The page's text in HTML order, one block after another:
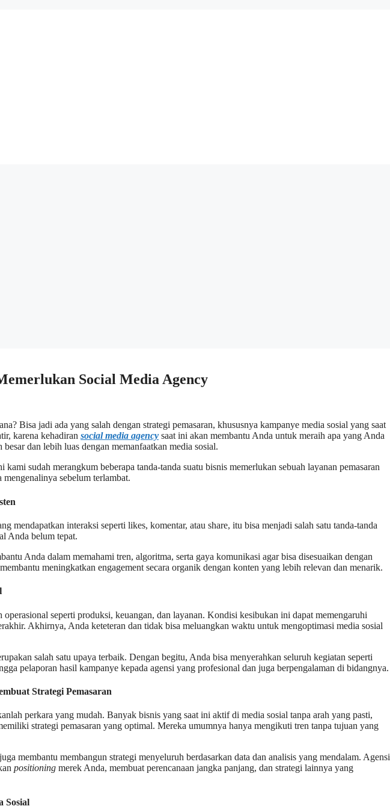
Social Media Agency
Bisa jadi ada yang salah dengan strategi pemasaran, khususnya kampanye media sosial yang saat
karena kehadiran social media agency saat ini akan membantu Anda untuk meraih apa yang Anda
dan lebih luas dengan memanfaatkan media sosial.
sudah merangkum beberapa tanda-tanda suatu bisnis memerlukan sebuah layanan pemasaran
sebelum terlambat.
mendapatkan interaksi seperti likes, komentar, atau share, itu bisa menjadi salah satu tanda-tanda
Anda belum tepat.
Anda dalam memahami tren, algoritma, serta gaya komunikasi agar bisa disesuaikan dengan
meningkatkan engagement secara organik dengan konten yang lebih relevan dan menarik.
seperti produksi, keuangan, dan layanan. Kondisi kesibukan ini dapat memengaruhi
Akhirnya, Anda keteteran dan tidak bisa meluangkan waktu untuk mengoptimasi media sosial
salah satu upaya terbaik. Dengan begitu, Anda bisa menyerahkan seluruh kegiatan seperti
pelaporan hasil kampanye kepada agensi yang profesional dan juga berpengalaman di bidangnya.
Strategi Pemasaran
perkara yang mudah. Banyak bisnis yang saat ini aktif di media sosial tanpa arah yang pasti,
strategi pemasaran yang optimal. Mereka umumnya hanya mengikuti tren tanpa tujuan yang
membantu membangun strategi menyeluruh berdasarkan data dan analisis yang mendalam. Agensi
positioning merek Anda, membuat perencanaan jangka panjang, dan strategi lainnya yang
Sosial